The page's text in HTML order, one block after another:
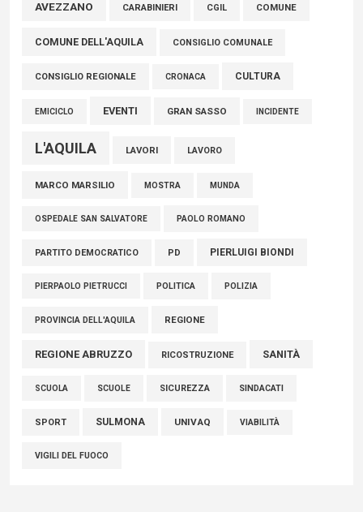
TRAGUARDO STORICO
05 Agosto 2026
AVEZZANO CARABINIERI CGIL COMUNE
COMUNE DELL'AQUILA CONSIGLIO COMUNALE
CONSIGLIO REGIONALE CRONACA CULTURA
EMICICLO EVENTI GRAN SASSO INCIDENTE
L'AQUILA LAVORI LAVORO
MARCO MARSILIO MOSTRA MUNDA
OSPEDALE SAN SALVATORE PAOLO ROMANO
PARTITO DEMOCRATICO PD PIERLUIGI BIONDI
PIERPAOLO PIETRUCCI POLITICA POLIZIA
PROVINCIA DELL'AQUILA REGIONE
REGIONE ABRUZZO RICOSTRUZIONE SANITÀ
SCUOLA SCUOLE SICUREZZA SINDACATI
SPORT SULMONA UNIVAQ VIABILITÀ
VIGILI DEL FUOCO